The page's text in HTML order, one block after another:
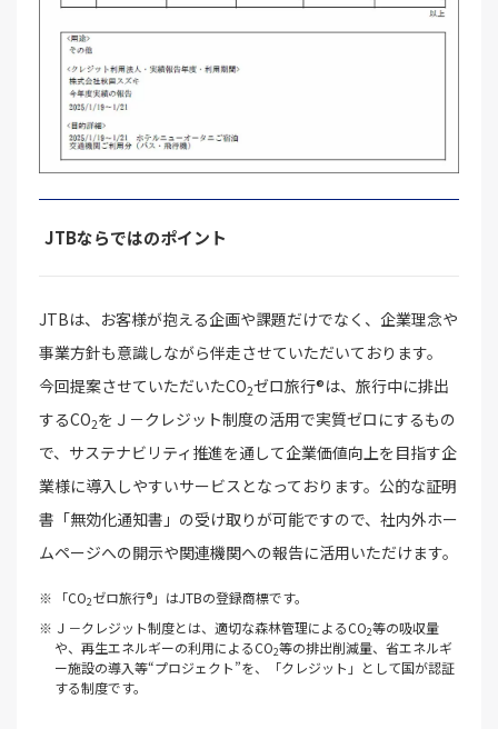
JTBならではのポイント
JTBは、お客様が抱える企画や課題だけでなく、企業理念や
事業方針も意識しながら伴走させていただいております。
今回提案させていただいたCO2ゼロ旅行®は、旅行中に排出
するCO2をＪ－クレジット制度の活用で実質ゼロにするもの
で、サステナビリティ推進を通して企業価値向上を目指す企
業様に導入しやすいサービスとなっております。公的な証明
書「無効化通知書」の受け取りが可能ですので、社内外ホー
ムページへの開示や関連機関への報告に活用いただけます。
「CO2ゼロ旅行®」はJTBの登録商標です。
Ｊ－クレジット制度とは、適切な森林管理によるCO2等の吸収量
や、再生エネルギーの利用によるCO2等の排出削減量、省エネルギ
ー施設の導入等“プロジェクト”を、「クレジット」として国が認証
する制度です。